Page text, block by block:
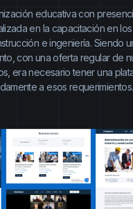
educativa con
en la capacitación en
e ingeniería. Siendo
con una oferta regular de
era necesario tener una
a esos requerimientos.